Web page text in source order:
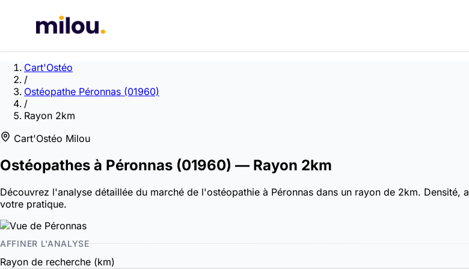
Cart'Ostéo
/
Ostéopathe Péronnas (01960)
/
Rayon 2km
Cart'Ostéo Milou
Ostéopathes à Péronnas (01960) — Rayon 2km
Découvrez l'analyse détaillée du marché de l'ostéopathie à Péronnas dans un rayon de 2km.
votre pratique.
AFFINER L'ANALYSE
Rayon de recherche (km)